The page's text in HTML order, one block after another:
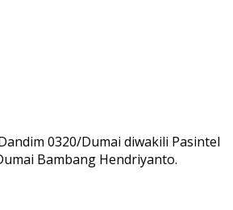
0320/Dumai diwakili Pasintel
Bambang Hendriyanto.